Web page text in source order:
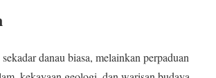
danau biasa, melainkan perpaduan